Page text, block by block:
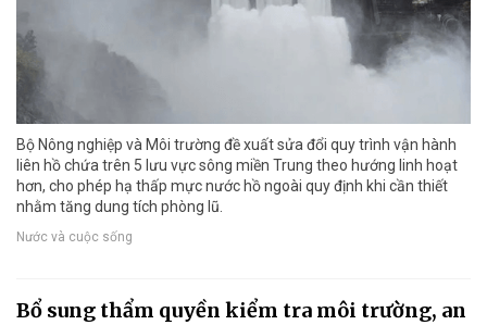
Bộ Nông nghiệp và Môi trường đề xuất sửa đổi quy trình vận hành
liên hồ chứa trên 5 lưu vực sông miền Trung theo hướng linh hoạt
hơn, cho phép hạ thấp mực nước hồ ngoài quy định khi cần thiết
nhằm tăng dung tích phòng lũ.
Nước và cuộc sống
Bổ sung thẩm quyền kiểm tra môi trường, an